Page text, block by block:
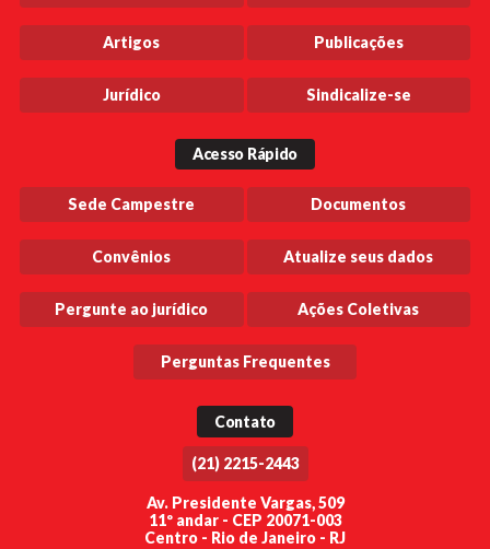
Artigos Publicações
Jurídico Sindicalize-se
Acesso Rápido
Sede Campestre Documentos
Convênios Atualize seus dados
Pergunte ao jurídico Ações Coletivas
Perguntas Frequentes
Contato
(21) 2215-2443
Av. Presidente Vargas, 509
11º andar - CEP 20071-003
Centro - Rio de Janeiro - RJ